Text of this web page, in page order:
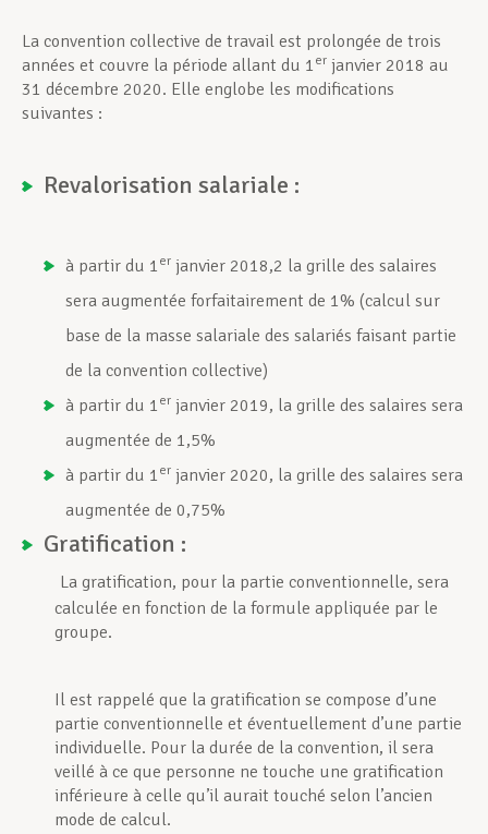
La convention collective de travail est prolongée de trois
années et couvre la période allant du 1 er janvier 2018 au
31 décembre 2020. Elle englobe les modifications
suivantes :
Revalorisation salariale :
à partir du 1 er janvier 2018,2 la grille des salaires
sera augmentée forfaitairement de 1% (calcul sur
base de la masse salariale des salariés faisant partie
de la convention collective)
à partir du 1 er janvier 2019, la grille des salaires sera
augmentée de 1,5%
à partir du 1 er janvier 2020, la grille des salaires sera
augmentée de 0,75%
Gratification :
La gratification, pour la partie conventionnelle, sera
calculée en fonction de la formule appliquée par le
groupe.
Il est rappelé que la gratification se compose d’une
partie conventionnelle et éventuellement d’une partie
individuelle. Pour la durée de la convention, il sera
veillé à ce que personne ne touche une gratification
inférieure à celle qu’il aurait touché selon l’ancien
mode de calcul.